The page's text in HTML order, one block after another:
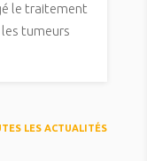
le traitement
les tumeurs
LES ACTUALITÉS